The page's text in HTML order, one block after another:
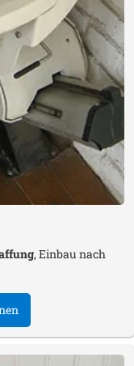
, Einbau nach